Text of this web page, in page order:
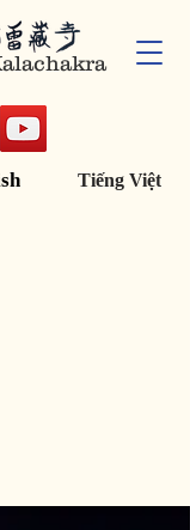
Tiếng Việt